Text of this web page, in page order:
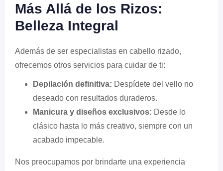
Más Allá de los Rizos:
Belleza Integral
Además de ser especialistas en cabello rizado,
ofrecemos otros servicios para cuidar de ti:
Depilación definitiva: Despídete del vello no
deseado con resultados duraderos.
Manicura y diseños exclusivos: Desde lo
clásico hasta lo más creativo, siempre con un
acabado impecable.
Nos preocupamos por brindarte una experiencia